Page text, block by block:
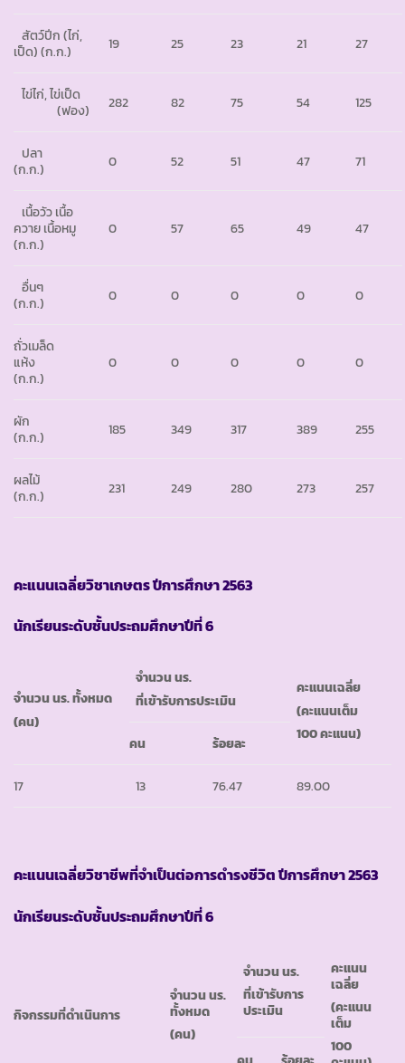
สัตว์ปีก (ไก่,
เป็ด) (ก.ก.)
19 25 23 21 27
ไข่ไก่, ไข่เป็ด
(ฟอง)
282 82 75 54 125
ปลา
(ก.ก.)
0 52 51 47 71
เนื้อวัว เนื้อ
ควาย เนื้อหมู
(ก.ก.)
0 57 65 49 47
อื่นๆ
(ก.ก.)
0 0 0 0 0
ถั่วเมล็ด
แห้ง
(ก.ก.)
0 0 0 0 0
ผัก
(ก.ก.)
185 349 317 389 255
ผลไม้
(ก.ก.)
231 249 280 273 257
คะแนนเฉลี่ยวิชาเกษตร ปีการศึกษา2563
นักเรียนระดับชั้นประถมศึกษาปีที่ 6
จำนวน นร. ทั้งหมด
(คน)
จำนวน นร.
ที่เข้ารับการประเมิน
คะแนนเฉลี่ย
(คะแนนเต็ม
100 คะแนน)
คน ร้อยละ
17 13 76.47 89.00
คะแนนเฉลี่ยวิชาชีพที่จำเป็นต่อการดำรงชีวิต ปีการศึกษา2563
นักเรียนระดับชั้นประถมศึกษาปีที่ 6
กิจกรรมที่ดำเนินการ
จำนวน นร.
ทั้งหมด
(คน)
จำนวน นร.
ที่เข้ารับการ
ประเมิน
คะแนน
เฉลี่ย
(คะแนน
เต็ม
100